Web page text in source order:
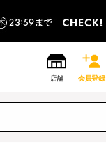
店舗 会員登録